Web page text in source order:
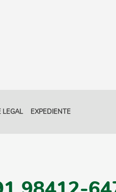
LEGAL EXPEDIENTE